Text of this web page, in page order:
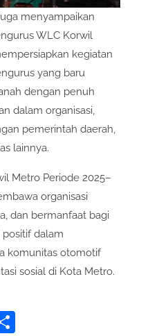
menyampaikan
WLC Korwil
kegiatan
yang baru
dengan penuh
dalam organisasi,
pemerintah daerah,
lainnya.
Metro Periode 2025–
organisasi
dan bermanfaat bagi
positif dalam
komunitas otomotif
sosial di Kota Metro.